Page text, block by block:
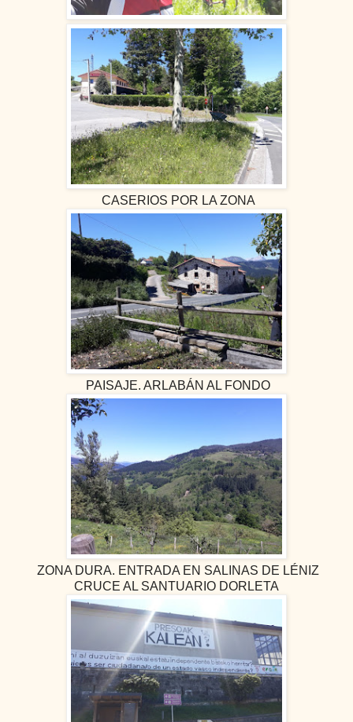
CASERIOS POR LA ZONA
PAISAJE. ARLABÁN AL FONDO
ZONA DURA. ENTRADA EN SALINAS DE LÉNIZ
CRUCE AL SANTUARIO DORLETA